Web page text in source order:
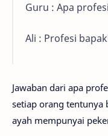
Guru : Apa
Ali : Profesi
Jawaban dari apa
setiap orang tentunya
ayah mempunyai